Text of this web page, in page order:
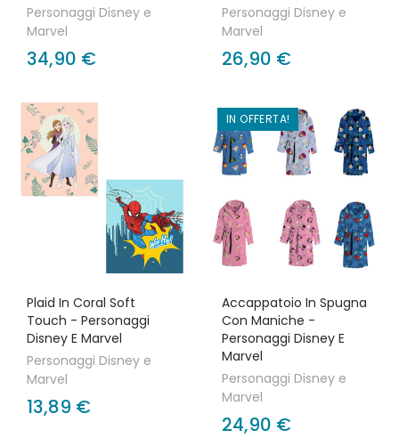
Personaggi Disney e
Marvel
34,90 €
Personaggi Disney e
Marvel
26,90 €
Plaid In Coral Soft
Touch - Personaggi
Disney E Marvel
Personaggi Disney e
Marvel
13,89 €
IN OFFERTA!
Accappatoio In Spugna
Con Maniche -
Personaggi Disney E
Marvel
Personaggi Disney e
Marvel
24,90 €